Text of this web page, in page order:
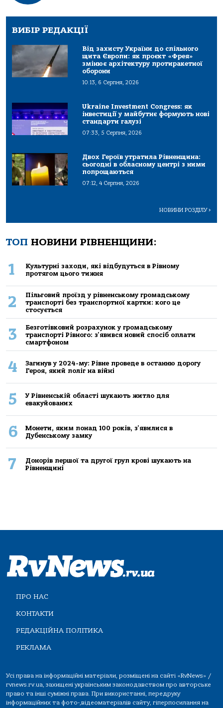
ВИБІР РЕДАКЦІЇ
Від захисту України до спільного
щита Європи: як проєкт «Фрея»
змінює архітектуру протиракетної
оборони
10:13, 6 Серпня, 2026
Ukraine Investment Congress: як
інвестиції у майбутнє формують нові
стандарти галузі
07:33, 5 Серпня, 2026
Двох Героїв утратила Рівненщина:
сьогодні в обласному центрі з ними
попрощаються
07:12, 4 Серпня, 2026
НОВИНИ РОЗДІЛУ>
ТОП НОВИНИ РІВНЕНЩИНИ:
1
Культурні заходи, які відбудуться в Рівному
протягом цього тижня
2
Пільговий проїзд у рівненському громадському
транспорті без транспортної картки: кого це
стосується
3
Безготівковий розрахунок у громадському
транспорті Рівного: з'явився новий спосіб оплати
смартфоном
4
Загинув у 2024-му: Рівне проведе в останню дорогу
Героя, який поліг на війні
5
У Рівненській області шукають житло для
евакуйованих
6
Монети, яким понад 100 років, з'явилися в
Дубенському замку
7
Донорів першої та другої груп крові шукають на
Рівненщині
ПРО НАС
КОНТАКТИ
РЕДАКЦІЙНА ПОЛІТИКА
РЕКЛАМА
Усі права на інформаційні матеріали, розміщені на сайті «RvNews» /
rvnews.rv.ua, захищені українським законодавством про авторське
право та інші суміжні права. При використанні, передруку
інформаційних та фото-,відеоматеріалів сайту, гіперпосилання на